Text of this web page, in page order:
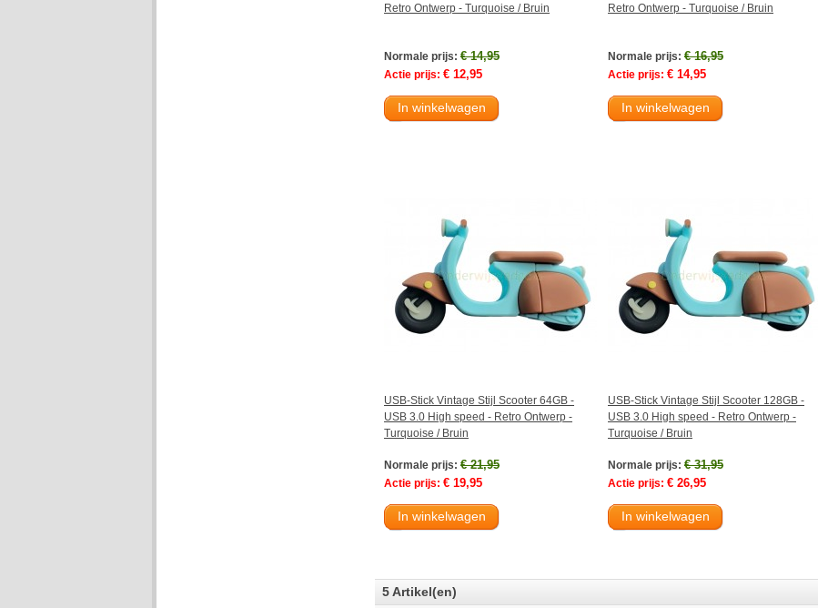
Retro Ontwerp - Turquoise / Bruin
Normale prijs: € 14,95
Actie prijs: € 12,95
In winkelwagen
Retro Ontwerp - Turquoise / Bruin
Normale prijs: € 16,95
Actie prijs: € 14,95
In winkelwagen
USB-Stick Vintage Stijl Scooter 64GB -
USB 3.0 High speed - Retro Ontwerp -
Turquoise / Bruin
Normale prijs: € 21,95
Actie prijs: € 19,95
In winkelwagen
USB-Stick Vintage Stijl Scooter 128GB -
USB 3.0 High speed - Retro Ontwerp -
Turquoise / Bruin
Normale prijs: € 31,95
Actie prijs: € 26,95
In winkelwagen
5 Artikel(en)